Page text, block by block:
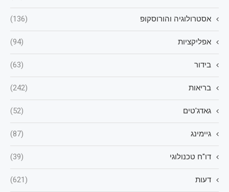
אסטרולוגיה והורוסקופ (136)
אפליקציות (94)
בידור (63)
בריאות (242)
גאדג'טים (52)
גיימינג (87)
דו"ח טכנולוגי (39)
דעות (621)